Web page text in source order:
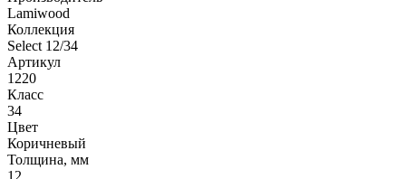
Lamiwood
Коллекция
Select 12/34
Артикул
1220
Класс
34
Цвет
Коричневый
Толщина, мм